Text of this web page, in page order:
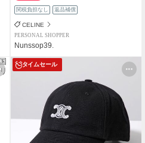
関税負担なし 返品補償
CELINE
PERSONAL SHOPPER
Nunssop39.
タイムセール